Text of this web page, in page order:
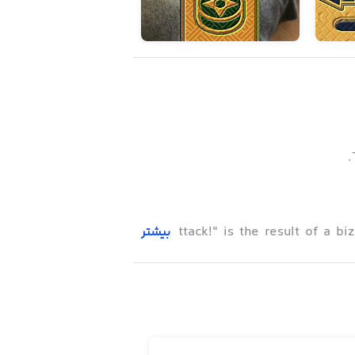
"Ninja Attack!" is the result of a
بیشتر